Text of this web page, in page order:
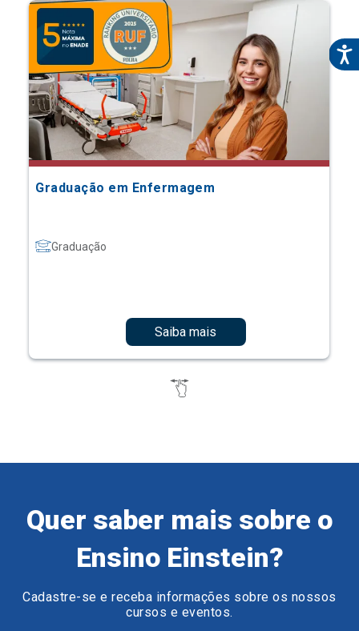
Graduação em Enfermagem
Graduação
Saiba mais
Quer saber mais sobre o
Ensino Einstein?
Cadastre-se e receba informações sobre os nossos
cursos e eventos.